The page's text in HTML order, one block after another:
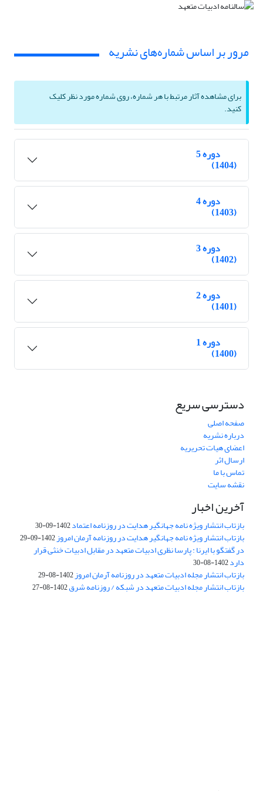
مرور بر اساس شماره‌های نشریه
برای مشاهده آثار مرتبط با هر شماره، روی شماره مورد نظر کلیک
کنید.
دوره 5
(1404)
دوره 4
(1403)
دوره 3
(1402)
دوره 2
(1401)
دوره 1
(1400)
دسترسی سریع
صفحه اصلی
درباره نشریه
اعضای هیات تحریریه
ارسال اثر
تماس با ما
نقشه سایت
آخرین اخبار
بازتاب انتشار ویژه نامه جهانگیر هدایت در روزنامه اعتماد1402-09-30
بازتاب انتشار ویژه نامه جهانگیر هدایت در روزنامه آرمان امروز1402-09-29
در گفتگو با ایرنا : پارسا نظری ادبیات متعهد در مقابل ادبیات خنثی قرار
دارد1402-08-30
بازتاب انتشار مجله ادبیات متعهد در روزنامه آرمان امروز1402-08-29
بازتاب انتشار مجله ادبیات متعهد در شبکه / روزنامه شرق1402-08-27